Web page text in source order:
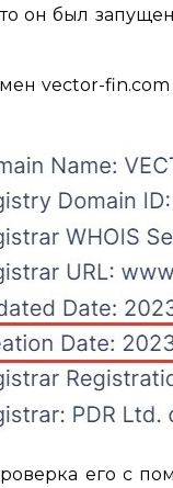
он был
vector-
его с